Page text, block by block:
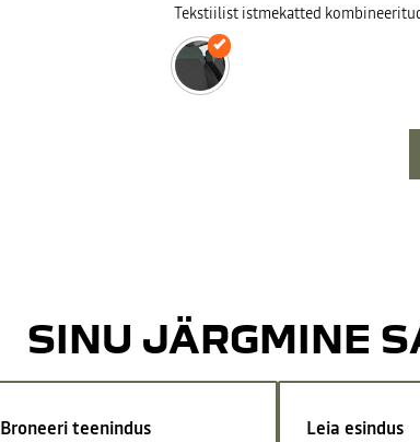
Tekstiilist istmekatted
SINU JÄRGMINE
Broneeri teenindus Leia esindus